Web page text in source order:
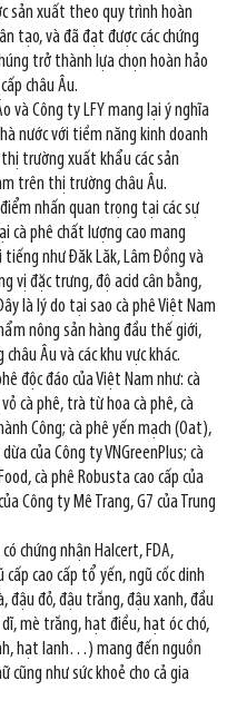
sản xuất theo quy trình hoàn
tạo, và đã đạt được các chứng
trở thành lựa chọn hoàn hảo
châu Âu.
và Công ty LFY mang lại ý nghĩa
nước với tiềm năng kinh doanh
trường xuất khẩu các sản
trên thị trường châu Âu.
nhấn quan trọng tại các sự
cà phê chất lượng cao mang
như Đăk Lăk, Lâm Đồng và
vị đặc trưng, độ acid cân bằng,
là lý do tại sao cà phê Việt Nam
nông sản hàng đầu thế giới,
Âu và các khu vực khác.
độc đáo của Việt Nam như: cà
cà phê, trà từ hoa cà phê, cà
Công; cà phê yến mạch (Oat),
của Công ty VNGreenPlus; cà
cà phê Robusta cao cấp của
Công ty Mê Trang, G7 của Trung
chứng nhận Halcert, FDA,
cấp cao cấp tổ yến, ngũ cốc dinh
đỏ, đậu trắng, đậu xanh, đầu
mè trắng, hạt điều, hạt óc chó,
hạt lanh…) mang đến nguồn
cũng như sức khoẻ cho cả gia